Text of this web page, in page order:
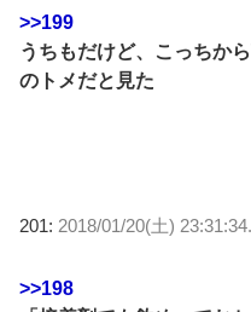
>>199
うちもだけど、こっちか
のトメだと見た
201: 2018/01/20(土)
>>198